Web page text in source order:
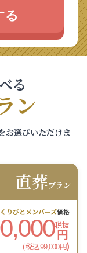
る
る
ン
お選びいただけま
直葬プラン
りびとメンバーズ価格
税抜
円
(税込99,000円)